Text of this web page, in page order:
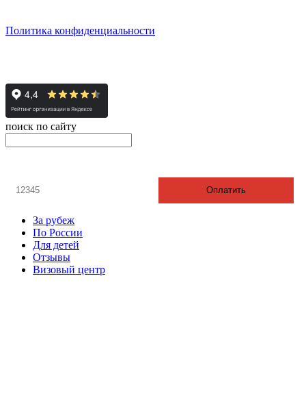
Политика конфиденциальности
поиск по сайту
Оплатить
За рубеж
По России
Для детей
Отзывы
Визовый центр